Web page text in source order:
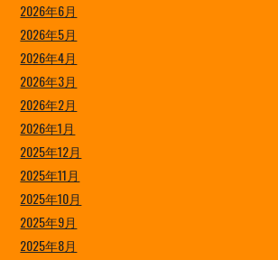
2026年6月
2026年5月
2026年4月
2026年3月
2026年2月
2026年1月
2025年12月
2025年11月
2025年10月
2025年9月
2025年8月